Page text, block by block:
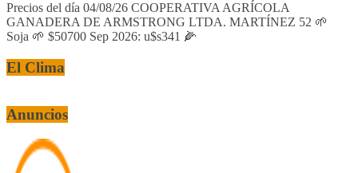
Precios del día 04/08/26 COOPERATIVA AGRÍCOLA
GANADERA DE ARMSTRONG LTDA. MARTÍNEZ 52 🌱
Soja 🌱 $50700 Sep 2026: u$s341 🌽
El Clima
Anuncios